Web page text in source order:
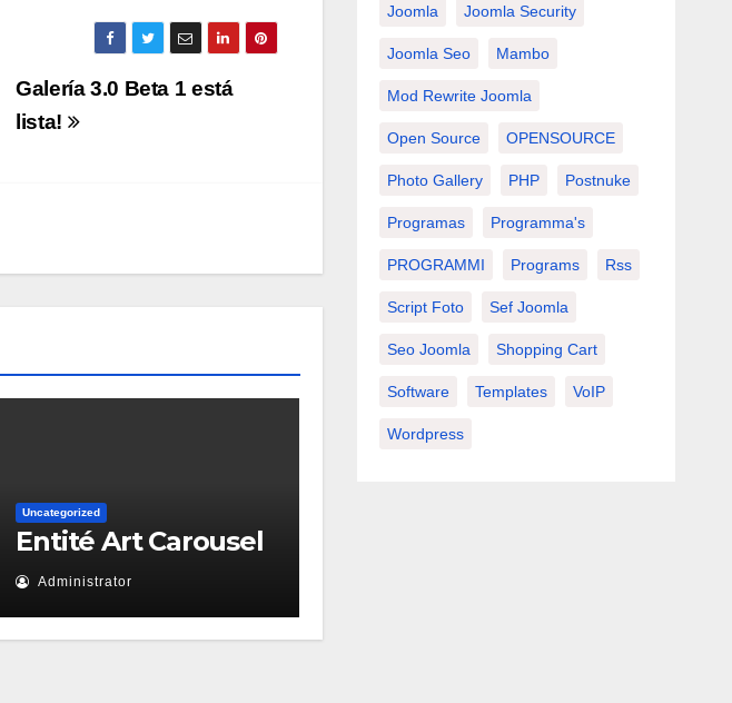
Galería 3.0 Beta 1 está
lista!
Uncategorized
Entité Art Carousel
Administrator
Joomla Joomla Security
Joomla Seo Mambo
Mod Rewrite Joomla
Open Source OPENSOURCE
Photo Gallery PHP Postnuke
Programas Programma's
PROGRAMMI Programs Rss
Script Foto Sef Joomla
Seo Joomla Shopping Cart
Software Templates VoIP
Wordpress